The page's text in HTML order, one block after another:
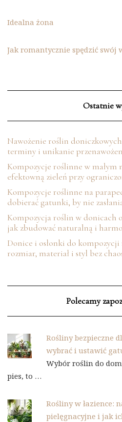
Idealna żona
Jak romantycznie spędzić swój
Ostatnie
Nawożenie roślin
terminy i unikanie
Kompozycje roślinne w małym
efektowną zieleń przy
Kompozycje roślinne na
dobierać gatunki, by nie
Kompozycja roślin w donicach
jak zbudować naturalną i
Donice i osłonki do
rozmiar, materiał i styl bez
Polecamy
Rośliny bezpieczne
wybrać i ustawić
Wybór roślin do
pies, to …
Rośliny w łazience:
pielęgnacyjne i jak